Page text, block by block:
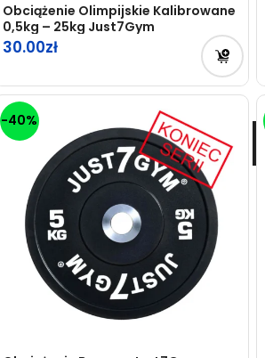
Obciążenie Olimpijskie Kalibrowane
0,5kg – 25kg Just7Gym
30.00
-40%